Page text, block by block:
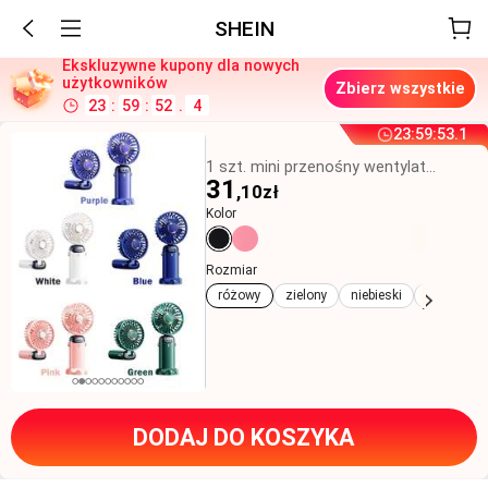
SHEIN
Ekskluzywne kupony dla nowych
użytkowników
23 : 59 : 49 . 0
Zbierz wszystkie
23:59:49.7
31 ,10zł
Kolor
Rozmiar
różowy
zielony niebieski Fioletowy
DODAJ DO KOSZYKA